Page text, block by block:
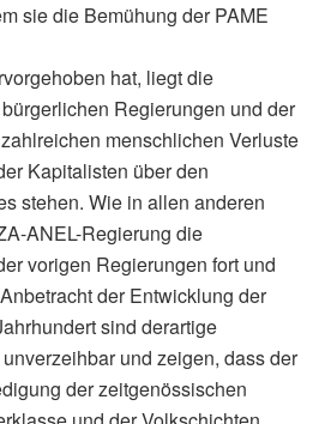
sie die Bemühung der PAME
hat, liegt die
Regierungen und der
menschlichen Verluste
Kapitalisten über den
stehen. Wie in allen anderen
ANEL-Regierung die
vorigen Regierungen fort und
der Entwicklung der
sind derartige
und zeigen, dass der
der zeitgenössischen